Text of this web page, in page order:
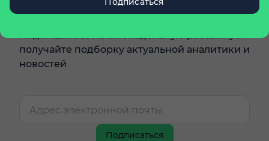
почту
Подпишитесь на еженедельную рассылку и
получайте подборку актуальной аналитики и
новостей
Подписаться